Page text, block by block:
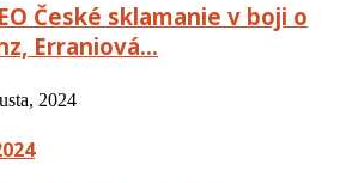
České sklamanie v boji o
Erraniová…
2024